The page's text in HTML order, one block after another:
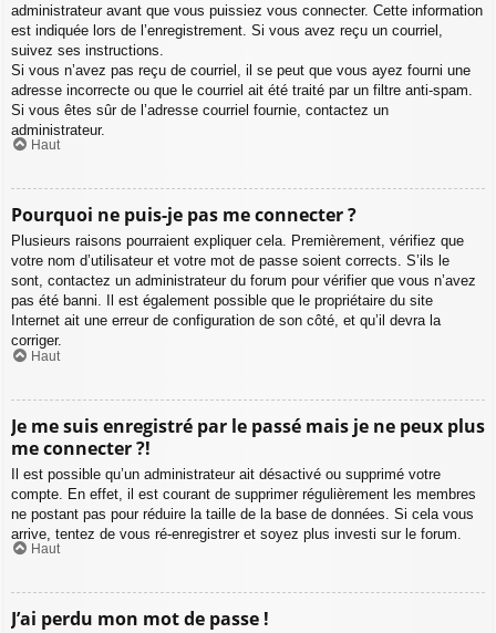
administrateur avant que vous puissiez vous connecter. Cette information
est indiquée lors de l’enregistrement. Si vous avez reçu un courriel,
suivez ses instructions.
Si vous n’avez pas reçu de courriel, il se peut que vous ayez fourni une
adresse incorrecte ou que le courriel ait été traité par un filtre anti-spam.
Si vous êtes sûr de l’adresse courriel fournie, contactez un
administrateur.
Haut
Pourquoi ne puis-je pas me connecter ?
Plusieurs raisons pourraient expliquer cela. Premièrement, vérifiez que
votre nom d’utilisateur et votre mot de passe soient corrects. S’ils le
sont, contactez un administrateur du forum pour vérifier que vous n’avez
pas été banni. Il est également possible que le propriétaire du site
Internet ait une erreur de configuration de son côté, et qu’il devra la
corriger.
Haut
Je me suis enregistré par le passé mais je ne peux plus
me connecter ?!
Il est possible qu’un administrateur ait désactivé ou supprimé votre
compte. En effet, il est courant de supprimer régulièrement les membres
ne postant pas pour réduire la taille de la base de données. Si cela vous
arrive, tentez de vous ré-enregistrer et soyez plus investi sur le forum.
Haut
J’ai perdu mon mot de passe !